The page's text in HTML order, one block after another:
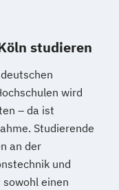
studieren
wird
– da ist
Studierende
an der
und
einen